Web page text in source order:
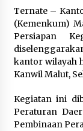
Ternate –
(Kemenkum)
Persiapan
kantor wilayah
Kanwil Malut,
Kegiatan ini
Peraturan
Pembinaan